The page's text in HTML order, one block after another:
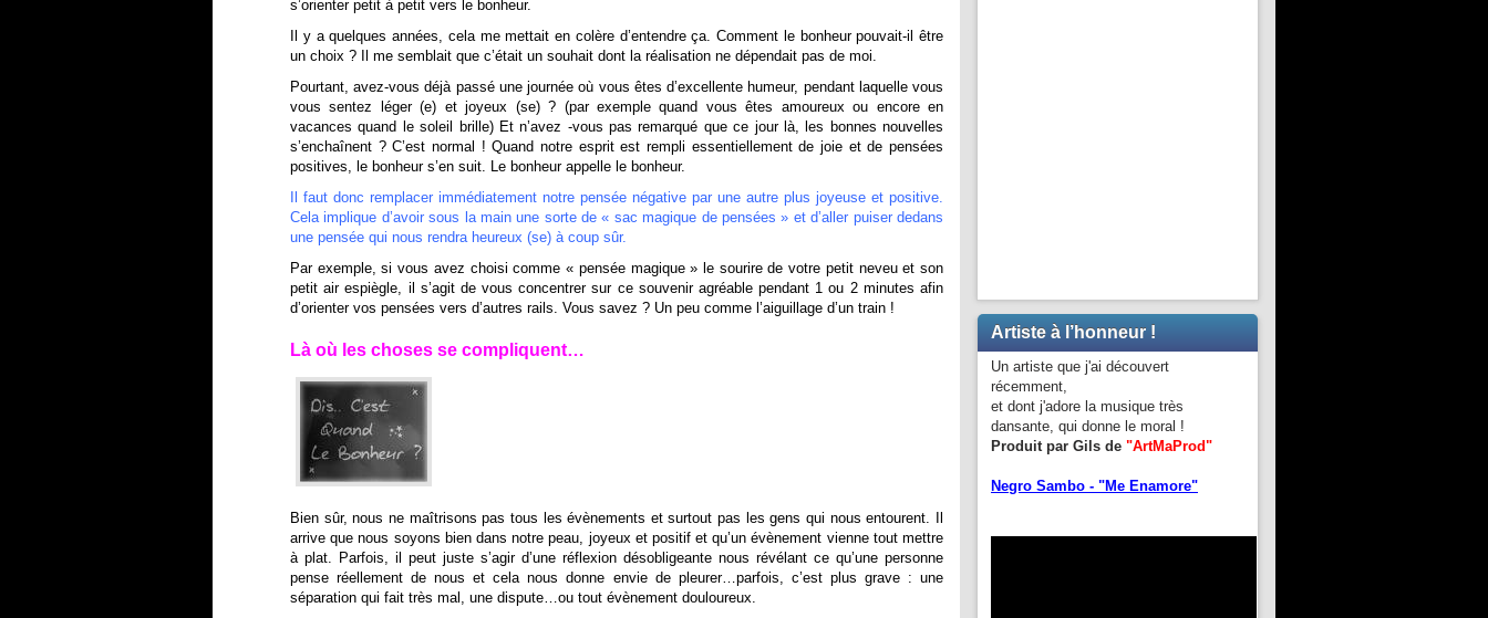
s’orienter petit à petit vers le bonheur.
Il y a quelques années, cela me mettait en colère d’entendre ça. Comment le bonheur pouvait-il être
un choix ? Il me semblait que c’était un souhait dont la réalisation ne dépendait pas de moi.
Pourtant, avez-vous déjà passé une journée où vous êtes d’excellente humeur, pendant laquelle vous
vous sentez léger (e) et joyeux (se) ? (par exemple quand vous êtes amoureux ou encore en
vacances quand le soleil brille) Et n’avez -vous pas remarqué que ce jour là, les bonnes nouvelles
s’enchaînent ? C’est normal ! Quand notre esprit est rempli essentiellement de joie et de pensées
positives, le bonheur s’en suit. Le bonheur appelle le bonheur.
Il faut donc remplacer immédiatement notre pensée négative par une autre plus joyeuse et positive.
Cela implique d’avoir sous la main une sorte de « sac magique de pensées » et d’aller puiser dedans
une pensée qui nous rendra heureux (se) à coup sûr.
Par exemple, si vous avez choisi comme « pensée magique » le sourire de votre petit neveu et son
petit air espiègle, il s’agit de vous concentrer sur ce souvenir agréable pendant 1 ou 2 minutes afin
d’orienter vos pensées vers d’autres rails. Vous savez ? Un peu comme l’aiguillage d’un train !
Là où les choses se compliquent…
Bien sûr, nous ne maîtrisons pas tous les évènements et surtout pas les gens qui nous entourent. Il
arrive que nous soyons bien dans notre peau, joyeux et positif et qu’un évènement vienne tout mettre
à plat. Parfois, il peut juste s’agir d’une réflexion désobligeante nous révélant ce qu’une personne
pense réellement de nous et cela nous donne envie de pleurer…parfois, c’est plus grave : une
séparation qui fait très mal, une dispute…ou tout évènement douloureux.
Artiste à l’honneur !
Un artiste que j'ai découvert
récemment,
et dont j'adore la musique très
dansante, qui donne le moral !
Produit par Gils de "ArtMaProd"
Negro Sambo - "Me Enamore"